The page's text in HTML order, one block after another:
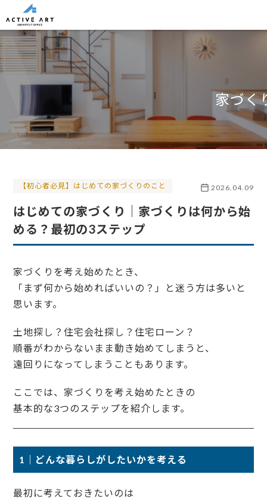
家づく
【初心者必見】はじめての家づくりのこと 2026.04.09
はじめての家づくり｜家づくりは何から始
める？最初の3ステップ
家づくりを考え始めたとき、
「まず何から始めればいいの？」と迷う方は多いと
思います。
土地探し？住宅会社探し？住宅ローン？
順番がわからないまま動き始めてしまうと、
遠回りになってしまうこともあります。
ここでは、家づくりを考え始めたときの
基本的な3つのステップを紹介します。
1｜どんな暮らしがしたいかを考える
最初に考えておきたいのは